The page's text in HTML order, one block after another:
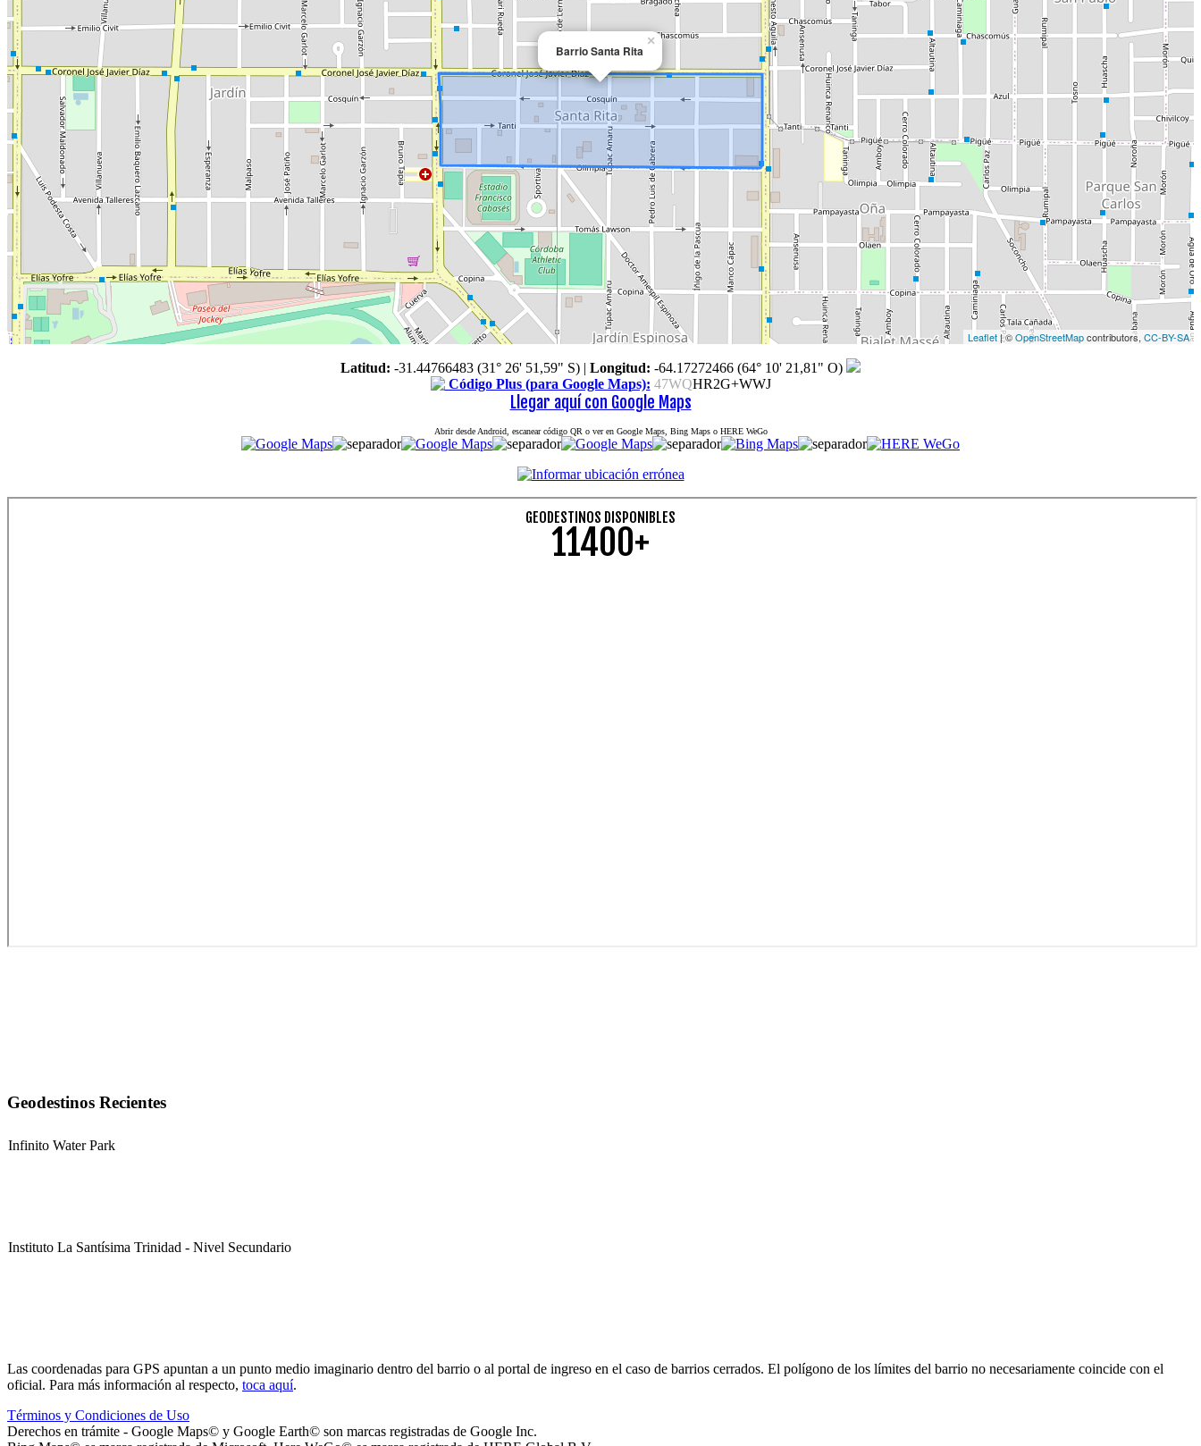
Barrio Santa Rita
×
Leaflet| ©OpenStreetMapcontributors, CC-BY-SA
Latitud: -31.44766483 (31° 26' 51,59" S) | Longitud: -64.17272466 (64° 10' 21,81" O)
Código Plus (para Google Maps): 47WQHR2G+WWJ
Llegar aquí con Google Maps
Abrir desde Android, escanear código QR o ver en Google Maps, Bing Maps o HERE WeGo
GEODESTINOS DISPONIBLES
11400+
Geodestinos Recientes
Infinito Water Park
Instituto La Santísima Trinidad - Nivel Secundario
Las coordenadas para GPS apuntan a un punto medio imaginario dentro del barrio o al portal de ingreso en el caso de barrios cerrados. El polígono de los límites del barrio no necesariamente coincide con el
oficial. Para más información al respecto, toca aquí.
Términos y Condiciones de Uso
Derechos en trámite - Google Maps© y Google Earth© son marcas registradas de Google Inc.